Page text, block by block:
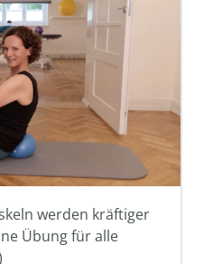
werden kräftiger
Übung für alle